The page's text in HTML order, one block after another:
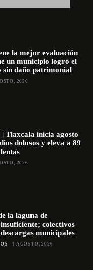
la mejor evaluación
un municipio logró el
sin daño patrimonial
2026
| Tlaxcala inicia agosto
dolosos y eleva a 89
2026
la laguna de
colectivos
municipales
4 AGOSTO, 2026